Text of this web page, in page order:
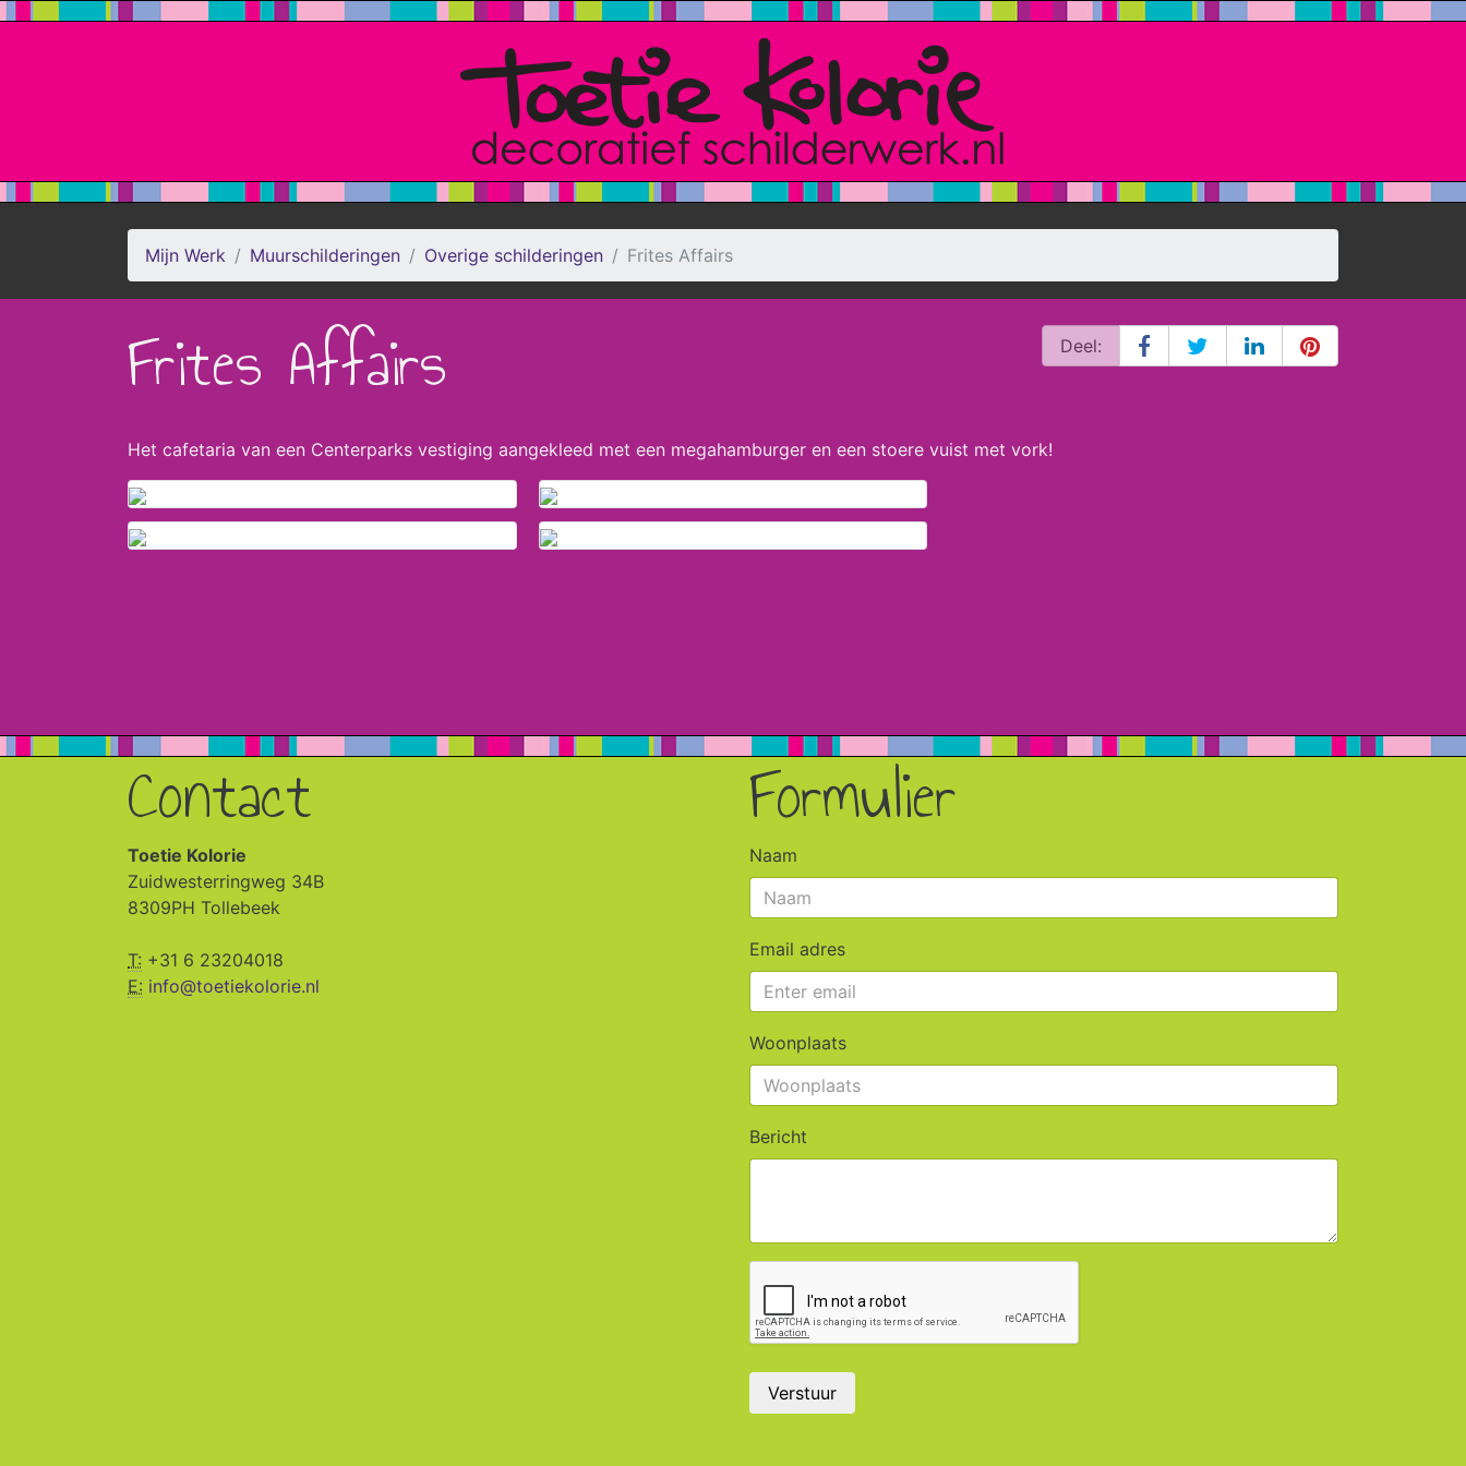
Mijn Werk Muurschilderingen Overige schilderingen Frites Affairs
Deel:
Frites Affairs
Het cafetaria van een Centerparks vestiging aangekleed met een megahamburger en een stoere vuist met vork!
Contact
Toetie Kolorie
Zuidwesterringweg 34B
8309PH Tollebeek
T: +31 6 23204018
E: info@toetiekolorie.nl
Formulier
Naam
Email adres
Woonplaats
Bericht
Verstuur